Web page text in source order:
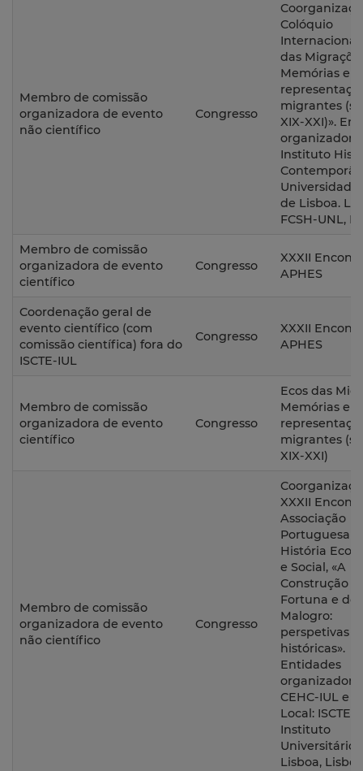
Membro de comissão
organizadora de evento
não científico
Congresso
Colóquio
Internacional
das
Memórias e
migrantes
XIX-XXI)».
organizadora
Instituto
Universidade
de Lisboa.
FCSH-UNL,
Membro de comissão
organizadora de evento
científico
Congresso
XXXII
APHES
Coordenação geral de
evento científico (com
comissão científica) fora do
ISCTE-IUL
Congresso
XXXII
APHES
Membro de comissão
organizadora de evento
científico
Congresso
Ecos das
Memórias e
migrantes
XIX-XXI)
Membro de comissão
organizadora de evento
não científico
Congresso
XXXII
Associação
Portuguesa
História
e Social, «A
Construção
Fortuna e do
Malogro:
perspetivas
históricas».
Entidades
CEHC-IUL e
Local: ISCTE –
Instituto
Universitário
Lisboa,